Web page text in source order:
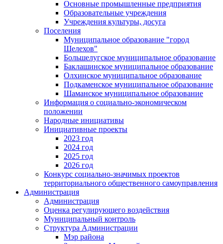
Основные промышленные предприятия
Образовательные учреждения
Учреждения культуры, досуга
Поселения
Муниципальное образование "город
Шелехов"
Большелугское муниципальное образование
Баклашинское муниципальное образование
Олхинское муниципальное образование
Подкаменское муниципальное образование
Шаманское муниципальное образование
Информация о социально-экономическом
положении
Народные инициативы
Инициативные проекты
2023 год
2024 год
2025 год
2026 год
Конкурс социально-значимых проектов
территориального общественного самоуправления
Администрация
Администрация
Оценка регулирующего воздействия
Муниципальный контроль
Структура Администрации
Мэр района